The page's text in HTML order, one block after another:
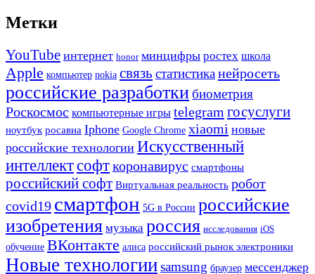
Метки
YouTube интернет honor минцифры ростех школа
Apple компьютер nokia связь статистиканейросеть
российские разработкибиометрия
Роскосмос компьютерные игры telegram госуслуги
ноутбук росавиа Iphone Google Chrome xiaomi новые
российские технологии Искусственный
интеллектсофткоронавирус смартфоны
российский софт Виртуальная реальность робот
covid19 смартфон 5G в России российские
изобретения музыка россия исследования iOS
обучение ВКонтакте алиса российский рынок электроники
Новые технологииsamsung браузер мессенджер